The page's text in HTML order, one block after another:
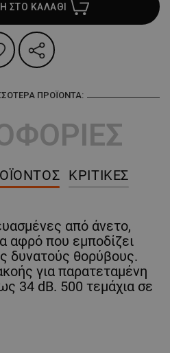
ΣΤΟ ΚΑΛΑΘΙ
ΠΡΟΪΌΝΤΑ:
ΚΡΙΤΙΚΈΣ
από άνετο,
αφρό που εμποδίζει
δυνατούς θορύβους.
για παρατεταμένη
34 dB. 500 τεμάχια σε